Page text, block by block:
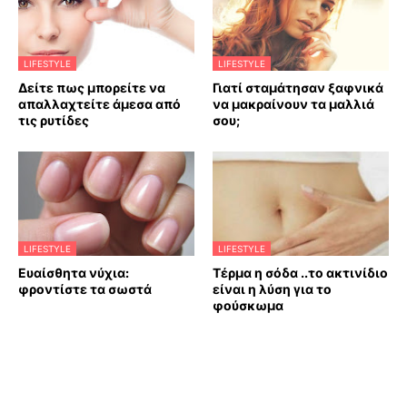
LIFESTYLE
Δείτε πως μπορείτε να
απαλλαχτείτε άμεσα από
τις ρυτίδες
LIFESTYLE
Γιατί σταμάτησαν ξαφνικά
να μακραίνουν τα μαλλιά
σου;
LIFESTYLE
Ευαίσθητα νύχια:
φροντίστε τα σωστά
LIFESTYLE
Τέρμα η σόδα ..το ακτινίδιο
είναι η λύση για το
φούσκωμα